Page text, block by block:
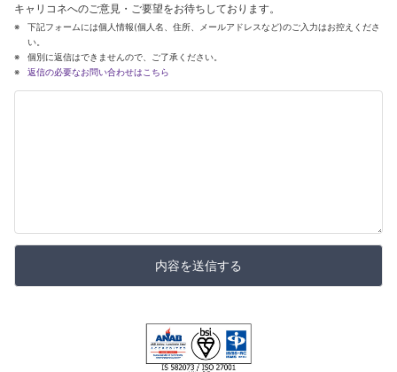
キャリコネへのご意見・ご要望をお待ちしております。
下記フォームには個人情報(個人名、住所、メールアドレスなど)のご入力はお控えくださ
い。
個別に返信はできませんので、ご了承ください。
返信の必要なお問い合わせはこちら
内容を送信する